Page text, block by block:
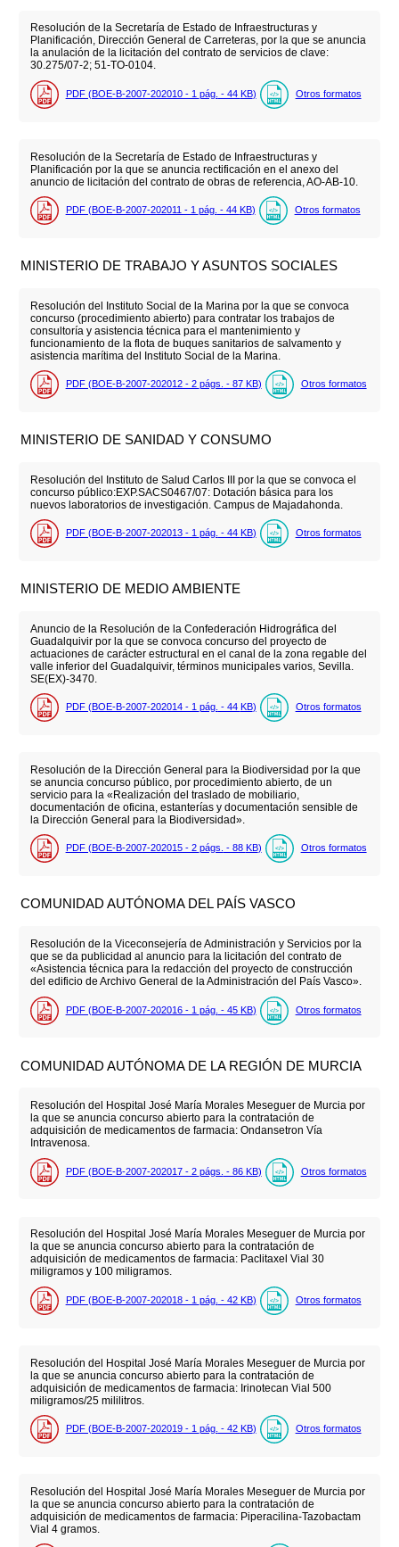
Resolución de la Secretaría de Estado de Infraestructuras y
Planificación, Dirección General de Carreteras, por la que se anuncia
la anulación de la licitación del contrato de servicios de clave:
30.275/07-2; 51-TO-0104.
PDF (BOE-B-2007-202010 - 1 pág. - 44 KB) Otros formatos
Resolución de la Secretaría de Estado de Infraestructuras y
Planificación por la que se anuncia rectificación en el anexo del
anuncio de licitación del contrato de obras de referencia, AO-AB-10.
PDF (BOE-B-2007-202011 - 1 pág. - 44 KB) Otros formatos
MINISTERIO DE TRABAJO Y ASUNTOS SOCIALES
Resolución del Instituto Social de la Marina por la que se convoca
concurso (procedimiento abierto) para contratar los trabajos de
consultoría y asistencia técnica para el mantenimiento y
funcionamiento de la flota de buques sanitarios de salvamento y
asistencia marítima del Instituto Social de la Marina.
PDF (BOE-B-2007-202012 - 2 págs. - 87 KB) Otros formatos
MINISTERIO DE SANIDAD Y CONSUMO
Resolución del Instituto de Salud Carlos III por la que se convoca el
concurso público:EXP.SACS0467/07: Dotación básica para los
nuevos laboratorios de investigación. Campus de Majadahonda.
PDF (BOE-B-2007-202013 - 1 pág. - 44 KB) Otros formatos
MINISTERIO DE MEDIO AMBIENTE
Anuncio de la Resolución de la Confederación Hidrográfica del
Guadalquivir por la que se convoca concurso del proyecto de
actuaciones de carácter estructural en el canal de la zona regable del
valle inferior del Guadalquivir, términos municipales varios, Sevilla.
SE(EX)-3470.
PDF (BOE-B-2007-202014 - 1 pág. - 44 KB) Otros formatos
Resolución de la Dirección General para la Biodiversidad por la que
se anuncia concurso público, por procedimiento abierto, de un
servicio para la «Realización del traslado de mobiliario,
documentación de oficina, estanterías y documentación sensible de
la Dirección General para la Biodiversidad».
PDF (BOE-B-2007-202015 - 2 págs. - 88 KB) Otros formatos
COMUNIDAD AUTÓNOMA DEL PAÍS VASCO
Resolución de la Viceconsejería de Administración y Servicios por la
que se da publicidad al anuncio para la licitación del contrato de
«Asistencia técnica para la redacción del proyecto de construcción
del edificio de Archivo General de la Administración del País Vasco».
PDF (BOE-B-2007-202016 - 1 pág. - 45 KB) Otros formatos
COMUNIDAD AUTÓNOMA DE LA REGIÓN DE MURCIA
Resolución del Hospital José María Morales Meseguer de Murcia por
la que se anuncia concurso abierto para la contratación de
adquisición de medicamentos de farmacia: Ondansetron Vía
Intravenosa.
PDF (BOE-B-2007-202017 - 2 págs. - 86 KB) Otros formatos
Resolución del Hospital José María Morales Meseguer de Murcia por
la que se anuncia concurso abierto para la contratación de
adquisición de medicamentos de farmacia: Paclitaxel Vial 30
miligramos y 100 miligramos.
PDF (BOE-B-2007-202018 - 1 pág. - 42 KB) Otros formatos
Resolución del Hospital José María Morales Meseguer de Murcia por
la que se anuncia concurso abierto para la contratación de
adquisición de medicamentos de farmacia: Irinotecan Vial 500
miligramos/25 mililitros.
PDF (BOE-B-2007-202019 - 1 pág. - 42 KB) Otros formatos
Resolución del Hospital José María Morales Meseguer de Murcia por
la que se anuncia concurso abierto para la contratación de
adquisición de medicamentos de farmacia: Piperacilina-Tazobactam
Vial 4 gramos.